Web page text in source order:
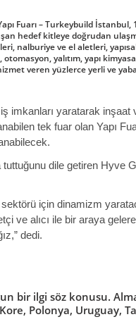
Fuarı – Turkeybuild İstanbul,
hedef kitleye doğrudan
nalburiye ve el aletleri,
yalıtım, yapı
veren yüzlerce yerli ve
imkanları yaratarak inşaat
tek fuar olan Yapı
dile getiren Hyve
sektörü için dinamizm
ve alıcı ile bir araya
dedi.
bir ilgi söz konusu.
Polonya, Uruguay,